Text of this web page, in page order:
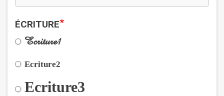
ÉCRITURE*
Ecriture1
Ecriture2
Ecriture3